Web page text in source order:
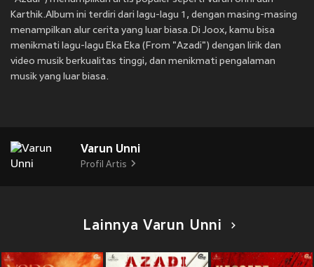
Karthik.Album ini terdiri dari lagu-lagu 1, dengan masing-masing
menampilkan alur cerita yang luar biasa.Di Joox, kamu bisa
menikmati lagu-lagu Eka Eka (From "Azadi") dengan lirik dan
video musik berkualitas tinggi, dan menikmati pengalaman
musik yang luar biasa.
Varun Unni
Profil Artis
Lainnya Varun Unni